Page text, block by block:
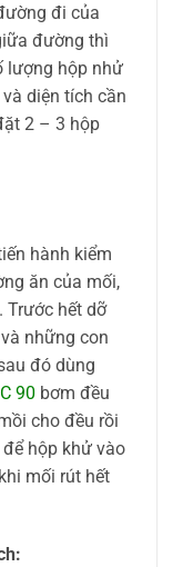
đi của
đường thì
lượng hộp nhử
diện tích cần
2 – 3 hộp
hành kiểm
ăn của mối,
Trước hết dỡ
những con
đó dùng
90 bơm đều
cho đều rồi
hộp khử vào
mối rút hết